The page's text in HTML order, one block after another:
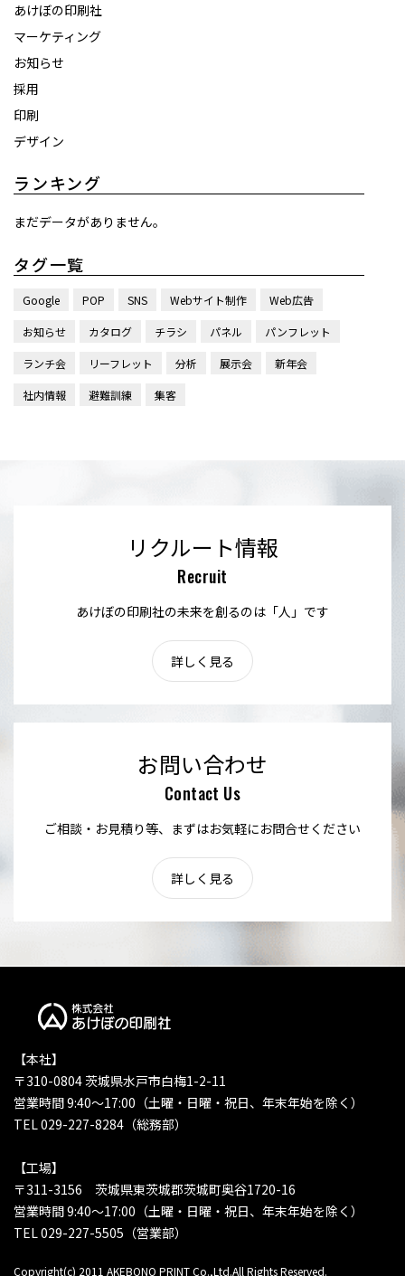
あけぼの印刷社
マーケティング
お知らせ
採用
印刷
デザイン
ランキング
まだデータがありません。
タグ一覧
Google POP SNS Webサイト制作 Web広告
お知らせ カタログ チラシ パネル パンフレット
ランチ会 リーフレット 分析 展示会 新年会
社内情報 避難訓練 集客
リクルート情報
Recruit
あけぼの印刷社の未来を創るのは「人」です
詳しく見る
お問い合わせ
Contact Us
ご相談・お見積り等、まずはお気軽にお問合せください
詳しく見る
【本社】
〒310-0804 茨城県水戸市白梅1-2-11
営業時間 9:40〜17:00（土曜・日曜・祝日、年末年始を除く）
TEL 029-227-8284（総務部）
【工場】
〒311-3156 茨城県東茨城郡茨城町奥谷1720-16
営業時間 9:40〜17:00（土曜・日曜・祝日、年末年始を除く）
TEL 029-227-5505（営業部）
Copyright(c) 2011 AKEBONO PRINT Co.,Ltd.All Rights Reserved.